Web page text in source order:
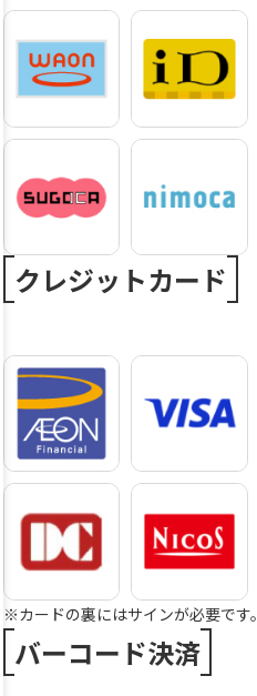
クレジットカード
※カードの裏にはサインが必要です。
バーコード決済